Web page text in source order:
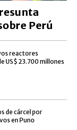
Perú
reactores
US$ 23.700 millones
de cárcel por
en Puno